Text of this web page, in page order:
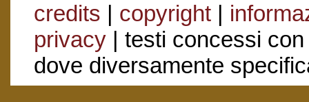
credits | copyright|
privacy| testi concessi
dove diversamente